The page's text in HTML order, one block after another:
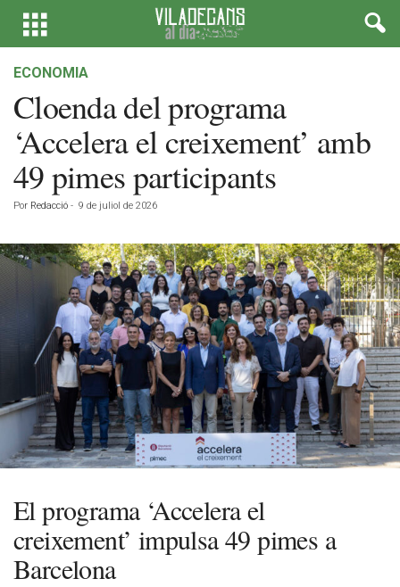
ECONOMIA
Cloenda del programa
‘Accelera el creixement’ amb
49 pimes participants
Por Redacció - 9 de juliol de 2026
El programa ‘Accelera el
creixement’ impulsa 49 pimes a
Barcelona